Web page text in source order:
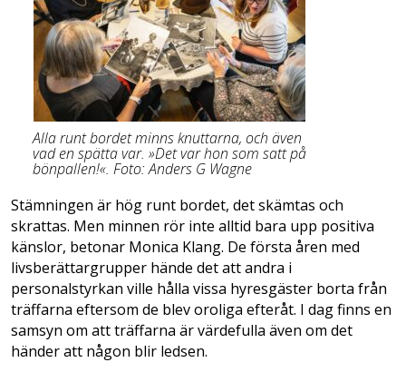
Alla runt bordet minns knuttarna, och även
vad en spätta var. »Det var hon som satt på
bönpallen!«. Foto: Anders G Wagne
Stämningen är hög runt bordet, det skämtas och
skrattas. Men minnen rör inte alltid bara upp positiva
känslor, betonar Monica Klang. De första åren med
livsberättargrupper hände det att andra i
personalstyrkan ville hålla vissa hyresgäster borta från
träffarna eftersom de blev oroliga efteråt. I dag finns en
samsyn om att träffarna är värdefulla även om det
händer att någon blir ledsen.